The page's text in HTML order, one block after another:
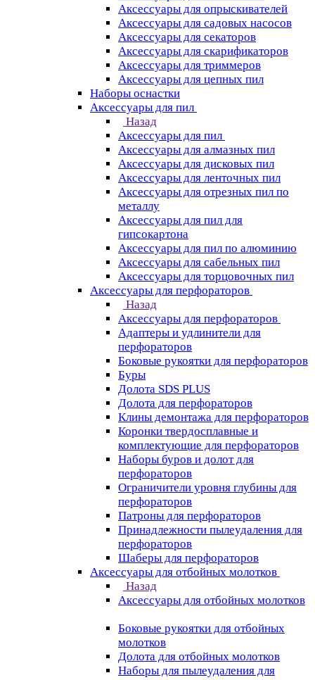
Аксессуары для опрыскивателей
Аксессуары для садовых насосов
Аксессуары для секаторов
Аксессуары для скарификаторов
Аксессуары для триммеров
Аксессуары для цепных пил
Наборы оснастки
Аксессуары для пил
Назад
Аксессуары для пил
Аксессуары для алмазных пил
Аксессуары для дисковых пил
Аксессуары для ленточных пил
Аксессуары для отрезных пил по
металлу
Аксессуары для пил для
гипсокартона
Аксессуары для пил по алюминию
Аксессуары для сабельных пил
Аксессуары для торцовочных пил
Аксессуары для перфораторов
Назад
Аксессуары для перфораторов
Адаптеры и удлинители для
перфораторов
Боковые рукоятки для перфораторов
Буры
Долота SDS PLUS
Долота для перфораторов
Клины демонтажа для перфораторов
Коронки твердосплавные и
комплектующие для перфораторов
Наборы буров и долот для
перфораторов
Ограничители уровня глубины для
перфораторов
Патроны для перфораторов
Принадлежности пылеудаления для
перфораторов
Шаберы для перфораторов
Аксессуары для отбойных молотков
Назад
Аксессуары для отбойных молотков
Боковые рукоятки для отбойных
молотков
Долота для отбойных молотков
Наборы для пылеудаления для